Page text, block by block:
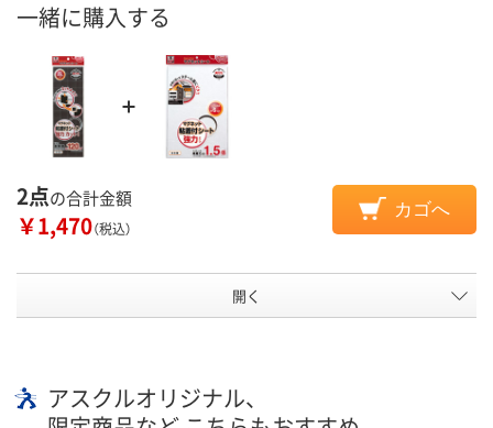
一緒に購入する
2点の合計金額
￥1,470（税込）
カゴへ
開く
アスクルオリジナル、